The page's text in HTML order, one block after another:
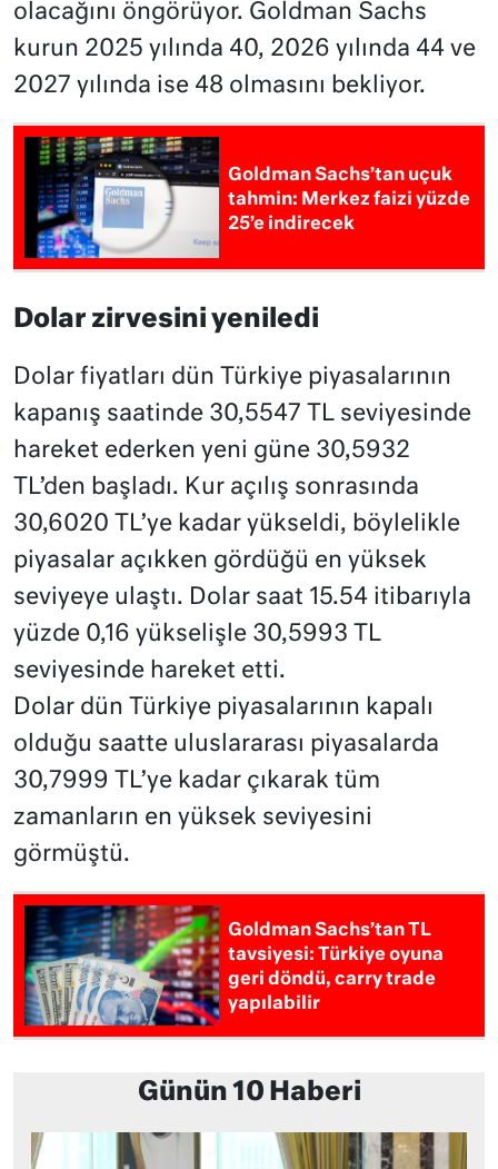
olacağını öngörüyor. Goldman Sachs
kurun 2025 yılında 40, 2026 yılında 44 ve
2027 yılında ise 48 olmasını bekliyor.
Goldman Sachs’tan uçuk
tahmin: Merkez faizi yüzde
25’e indirecek
Dolar zirvesini yeniledi
Dolar fiyatları dün Türkiye piyasalarının
kapanış saatinde 30,5547 TL seviyesinde
hareket ederken yeni güne 30,5932
TL’den başladı. Kur açılış sonrasında
30,6020 TL’ye kadar yükseldi, böylelikle
piyasalar açıkken gördüğü en yüksek
seviyeye ulaştı. Dolar saat 15.54 itibarıyla
yüzde 0,16 yükselişle 30,5993 TL
seviyesinde hareket etti.
Dolar dün Türkiye piyasalarının kapalı
olduğu saatte uluslararası piyasalarda
30,7999 TL’ye kadar çıkarak tüm
zamanların en yüksek seviyesini
görmüştü.
Goldman Sachs’tan TL
tavsiyesi: Türkiye oyuna
geri döndü, carry trade
yapılabilir
Günün 10 Haberi